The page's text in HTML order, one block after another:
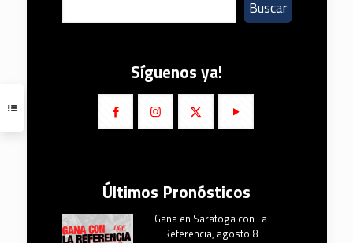
Buscar
Síguenos ya!
Últimos Pronósticos
Gana en Saratoga con La
Referencia, agosto 8